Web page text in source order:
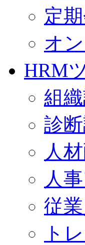
定
オ
HRM
組
診
人
人
従
ト